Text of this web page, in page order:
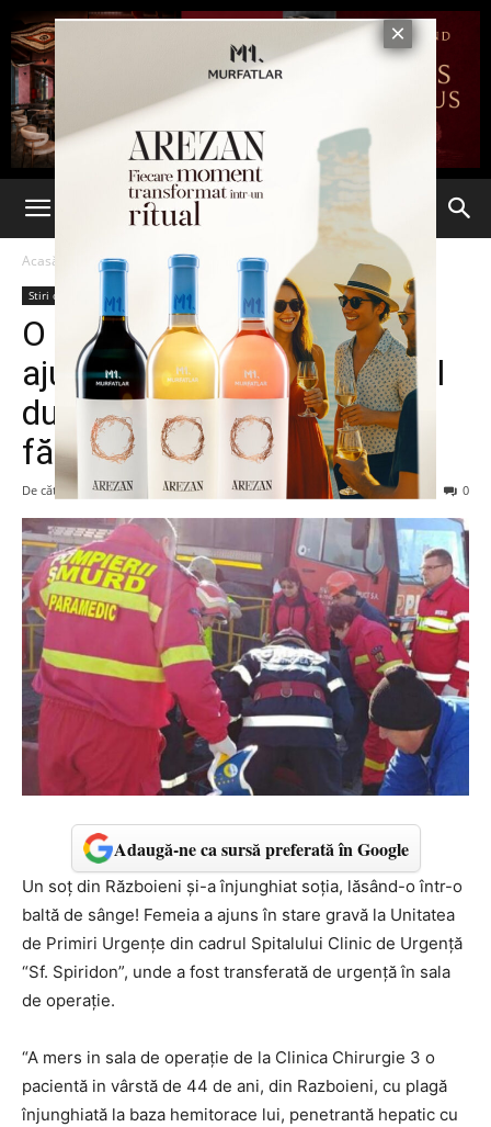
Acasă Stiri din Iasi
Stiri din Iasi Ultima oră
O femeie din Războieni a
ajuns în stare gravă la spital
dupa ce a fost înjunghiată
fără milă de către soț
De către Eva MIRON 26 noiembrie 2022 0
Adaugă-ne ca sursă preferată în Google
Un soț din Războieni și-a înjunghiat soția, lăsând-o într-o
baltă de sânge! Femeia a ajuns în stare gravă la Unitatea
de Primiri Urgențe din cadrul Spitalului Clinic de Urgență
“Sf. Spiridon”, unde a fost transferată de urgență în sala
de operație.
“A mers in sala de operație de la Clinica Chirurgie 3 o
pacientă in vârstă de 44 de ani, din Razboieni, cu plagă
înjunghiată la baza hemitorace lui, penetrantă hepatic cu